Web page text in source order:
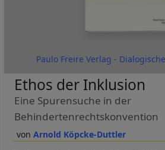
Paulo Freire Verlag -
Arnold Köpcke-Duttler
Ethos der Inklusion
Eine Spurensuche in der
Behindertenrechtskonvention